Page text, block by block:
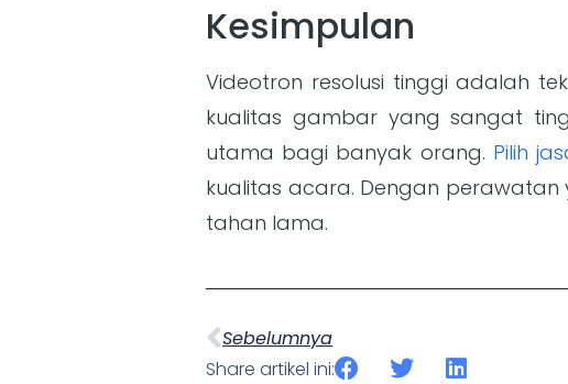
Kesimpulan
Videotron resolusi tinggi adalah
kualitas gambar yang sangat
utama bagi banyak orang. Pilih
kualitas acara. Dengan
tahan lama.
Sebelumnya
Share artikel ini: